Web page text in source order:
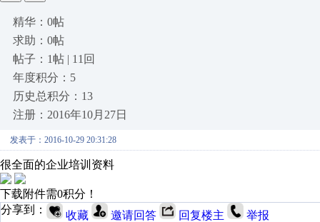
精华：0帖
求助：0帖
帖子：1帖 | 11回
年度积分：5
历史总积分：13
注册：2016年10月27日
发表于：2016-10-29 20:31:28
很全面的企业培训资料
下载附件需0积分！
分享到：
收藏 邀请回答 回复楼主 举报